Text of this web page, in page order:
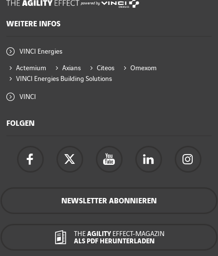
powered by
WEITERE INFOS
VINCI Energies
Actemium Axians Citeos
Omexom
VINCI Energies Building Solutions
VINCI
FOLGEN
NEWSLETTER ABONNIEREN
THE AGILITY EFFECT-MAGAZIN
ALS PDF HERUNTERLADEN